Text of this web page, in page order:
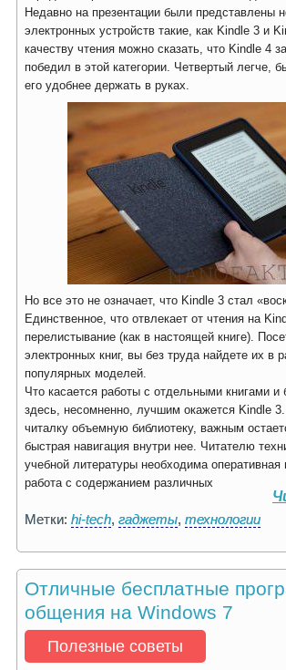
Недавно на презентации были представлены
электронных устройств такие, как Kindle 3 и
качеству чтения можно сказать, что Kindle 4
победил в этой категории. Четвертый легче,
его удобнее держать в руках.
Но все это не означает, что Kindle 3 стал
Единственное, что отвлекает от чтения на
перелистывание (как в настоящей книге).
электронных книг, вы без труда найдете их в
популярных моделей.
Что касается работы с отдельными книгами и
здесь, несомненно, лучшим окажется Kindle 3.
читалку объемную библиотеку, важным
быстрая навигация внутри нее. Читателю
учебной литературы необходима оперативная
работа с содержанием различных
Метки: hi-tech, гаджеты, технологии
Отличные бесплатные
общения на Windows 7
Полезные советы